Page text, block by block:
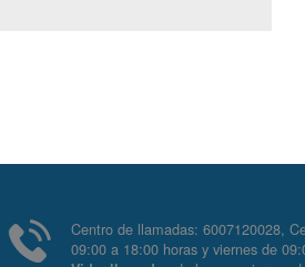
Centro de llamadas:
09:00 a 18:00 horas y